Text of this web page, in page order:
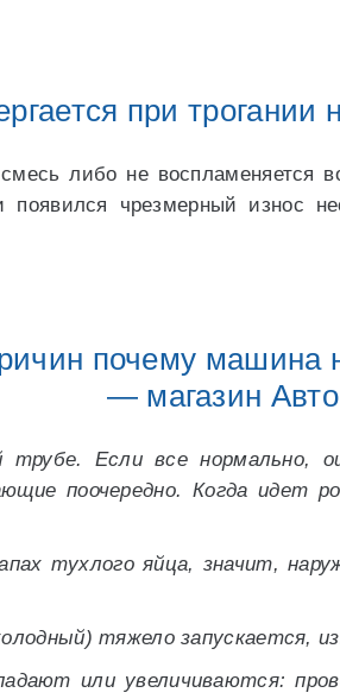
при трогании
либо не воспламеняется
чрезмерный износ
почему машина
— магазин
трубе. Если все
поочередно. Когда идет
тухлого яйца, значит,
тяжело запускается,
или увеличиваются: